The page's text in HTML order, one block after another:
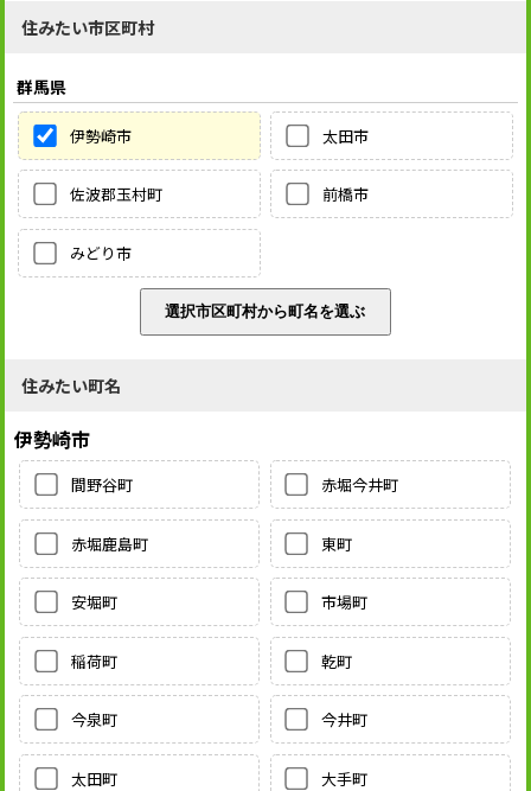
住みたい市区町村
群馬県
伊勢崎市 太田市
佐波郡玉村町 前橋市
みどり市
住みたい町名
伊勢崎市
間野谷町 赤堀今井町
赤堀鹿島町 東町
安堀町 市場町
稲荷町 乾町
今泉町 今井町
太田町 大手町